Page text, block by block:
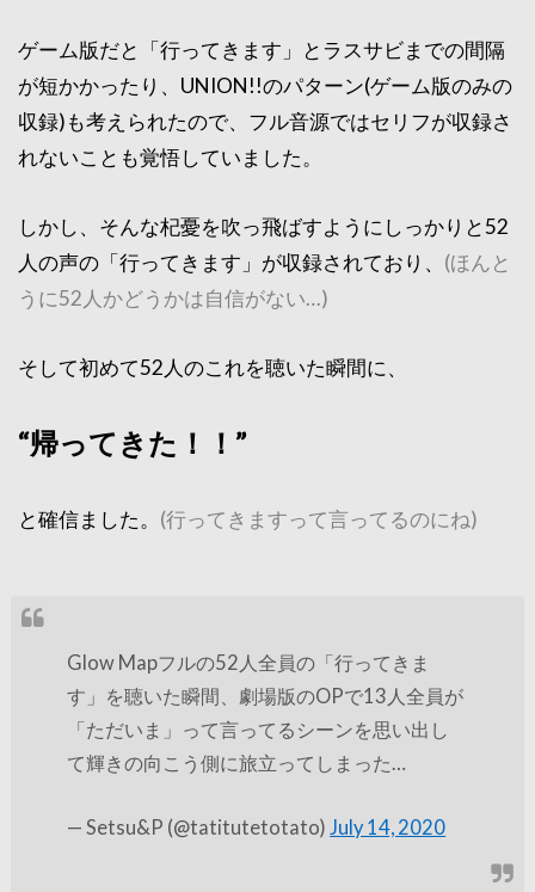
ゲーム版だと「行ってきます」とラスサビまでの間隔
が短かかったり、UNION!!のパターン(ゲーム版のみの
収録)も考えられたので、フル音源ではセリフが収録さ
れないことも覚悟していました。
しかし、そんな杞憂を吹っ飛ばすようにしっかりと52
人の声の「行ってきます」が収録されており、 (ほんと
うに52人かどうかは自信がない…)
そして初めて52人のこれを聴いた瞬間に、
“帰ってきた！！”
と確信ました。 (行ってきますって言ってるのにね)
Glow Mapフルの52人全員の「行ってきま
す」を聴いた瞬間、劇場版のOPで13人全員が
「ただいま」って言ってるシーンを思い出し
て輝きの向こう側に旅立ってしまった…
— Setsu&P (@tatitutetotato)July 14, 2020